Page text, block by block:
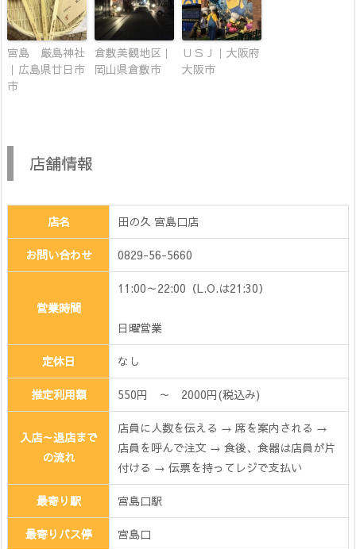
宮島 厳島神社
｜広島県廿日市
市
倉敷美観地区｜
岡山県倉敷市
ＵＳＪ｜大阪府
大阪市
店舗情報
店名 田の久 宮島口店
お問い合わせ 0829-56-5660
営業時間
11:00～22:00（L.O.は21:30）
日曜営業
定休日 なし
推定利用額 550円 ～ 2000円(税込み)
入店～退店まで
の流れ
店員に人数を伝える → 席を案内される →
店員を呼んで注文 → 食後、食器は店員が片
付ける → 伝票を持ってレジで支払い
最寄り駅 宮島口駅
最寄りバス停 宮島口